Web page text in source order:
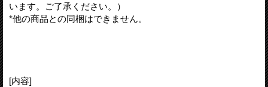
います。ご了承ください。）
*他の商品との同梱はできません。
[内容]